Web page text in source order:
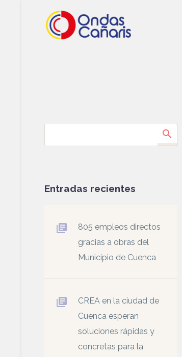
Entradas recientes
805 empleos directos
gracias a obras del
Municipio de Cuenca
CREA en la ciudad de
Cuenca esperan
soluciones rápidas y
concretas para la